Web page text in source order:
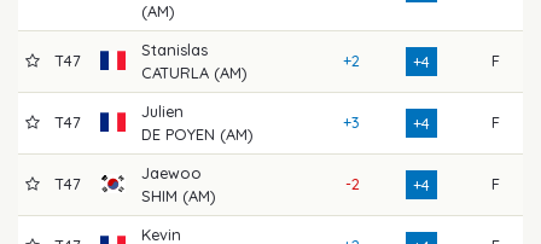
(AM)
T47
Stanislas
CATURLA (AM)
+2 +4 F
T47
Julien
DE POYEN (AM)
+3 +4 F
T47
Jaewoo
SHIM (AM)
-2 +4 F
Kevin